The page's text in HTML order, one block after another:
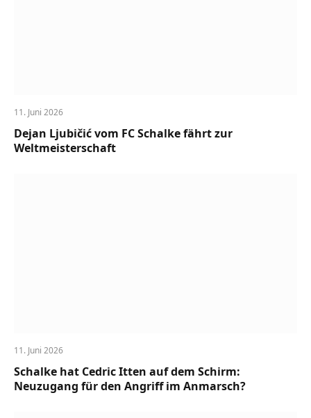
11. Juni 2026
Dejan Ljubičić vom FC Schalke fährt zur
Weltmeisterschaft
11. Juni 2026
Schalke hat Cedric Itten auf dem Schirm:
Neuzugang für den Angriff im Anmarsch?